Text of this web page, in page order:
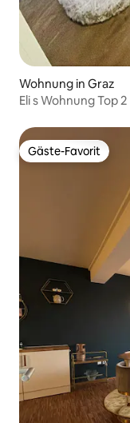
Wohnung in Graz
Eli s Wohnung Top 2
Gäste-Favorit
Gäste-Favorit